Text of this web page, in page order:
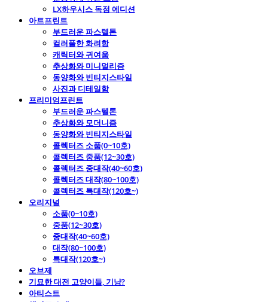
LX하우시스 독점 에디션
아트프린트
부드러운 파스텔톤
컬러풀한 화려함
캐릭터와 귀여움
추상화와 미니멀리즘
동양화와 빈티지스타일
사진과 디테일함
프리미엄프린트
부드러운 파스텔톤
추상화와 모더니즘
동양화와 빈티지스타일
콜렉터즈 소품(0~10호)
콜렉터즈 중품(12~30호)
콜렉터즈 중대작(40~60호)
콜렉터즈 대작(80~100호)
콜렉터즈 특대작(120호~)
오리지널
소품(0~10호)
중품(12~30호)
중대작(40~60호)
대작(80~100호)
특대작(120호~)
오브제
기묘한 대전 고양이들, 기냥?
아티스트